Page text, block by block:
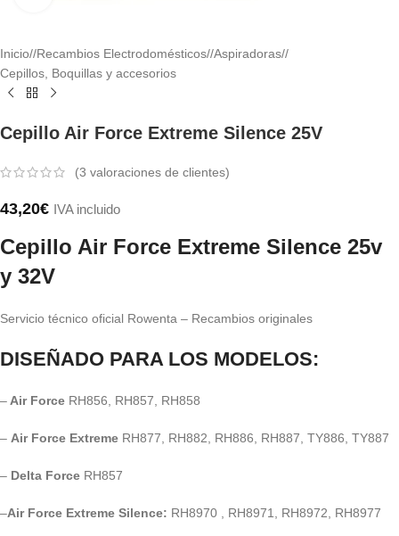
Inicio/ Recambios Electrodomésticos/ Aspiradoras/
Cepillos, Boquillas y accesorios
Cepillo Air Force Extreme Silence 25V
(3 valoraciones de clientes)
43,20€ IVA incluido
Cepillo Air Force Extreme Silence 25v
y 32V
Servicio técnico oficial Rowenta – Recambios originales
DISEÑADO PARA LOS MODELOS:
– Air Force RH856, RH857, RH858
– Air Force Extreme RH877, RH882, RH886, RH887, TY886, TY887
– Delta Force RH857
–Air Force Extreme Silence: RH8970 , RH8971, RH8972, RH8977